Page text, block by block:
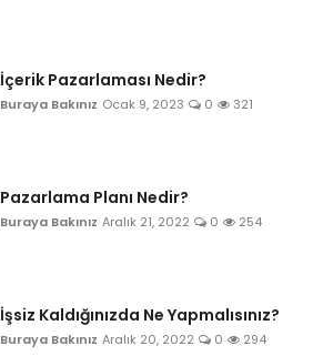
İçerik Pazarlaması Nedir?
Buraya Bakınız Ocak 9, 2023 0 321
Pazarlama Planı Nedir?
Buraya Bakınız Aralık 21, 2022 0 254
İşsiz Kaldığınızda Ne Yapmalısınız?
Buraya Bakınız Aralık 20, 2022 0 294